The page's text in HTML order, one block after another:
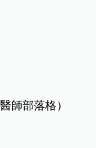
師部落格）